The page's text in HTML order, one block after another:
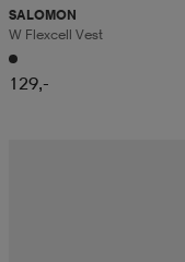
SALOMON
W Flexcell Vest
129,-